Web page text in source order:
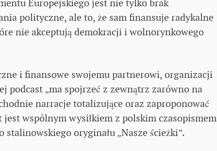
Europejskiego jest nie tylko brak
polityczne, ale to, że sam finansuje radykalne
nie akceptują demokracji i wolnorynkowego
i finansowe swojemu partnerowi, organizacji
podcast „ma spojrzeć z zewnątrz zarówno na
narracje totalizujące oraz zaproponować
wspólnym wysiłkiem z polskim czasopismem
oryginału „Nasze ścieżki”.